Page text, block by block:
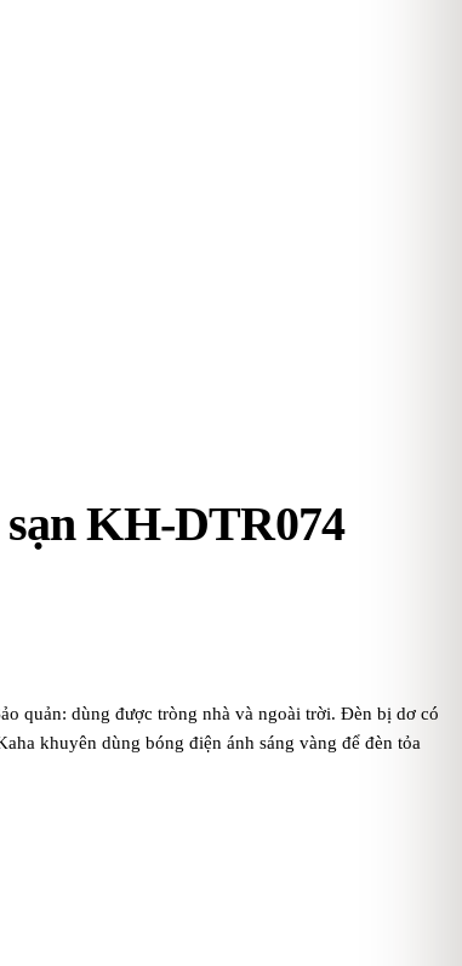
KH-DTR074
quản: dùng được tròng nhà và ngoài trời. Đèn bị dơ có
khuyên dùng bóng điện ánh sáng vàng để đèn tỏa